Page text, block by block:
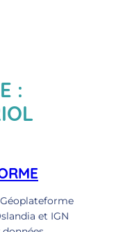
:
et IGN